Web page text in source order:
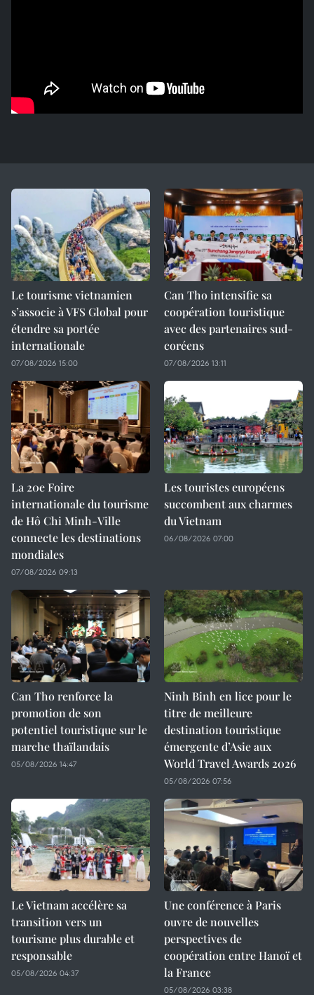
Le tourisme vietnamien
s’associe à VFS Global pour
étendre sa portée
internationale
07/08/2026 15:00
Can Tho intensifie sa
coopération touristique
avec des partenaires sud-
coréens
07/08/2026 13:11
La 20e Foire
internationale du tourisme
de Hô Chi Minh-Ville
connecte les destinations
mondiales
07/08/2026 09:13
Les touristes européens
succombent aux charmes
du Vietnam
06/08/2026 07:00
Can Tho renforce la
promotion de son
potentiel touristique sur le
marche thaïlandais
05/08/2026 14:47
Ninh Binh en lice pour le
titre de meilleure
destination touristique
émergente d’Asie aux
World Travel Awards 2026
05/08/2026 07:56
Le Vietnam accélère sa
transition vers un
tourisme plus durable et
responsable
05/08/2026 04:37
Une conférence à Paris
ouvre de nouvelles
perspectives de
coopération entre Hanoï et
la France
05/08/2026 03:38